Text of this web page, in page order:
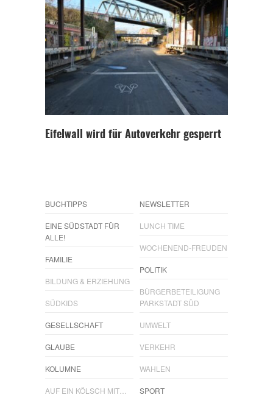
Eifelwall wird für Autoverkehr gesperrt
BUCHTIPPS
EINE SÜDSTADT FÜR
ALLE!
FAMILIE
BILDUNG & ERZIEHUNG
SÜDKIDS
GESELLSCHAFT
GLAUBE
KOLUMNE
AUF EIN KÖLSCH MIT…
NEWSLETTER
LUNCH TIME
WOCHENEND-FREUDEN
POLITIK
BÜRGERBETEILIGUNG
PARKSTADT SÜD
UMWELT
VERKEHR
WAHLEN
SPORT